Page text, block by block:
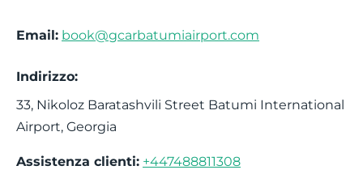
Email: book@gcarbatumiairport.com
Indirizzo:
33, Nikoloz Baratashvili Street Batumi International
Airport, Georgia
Assistenza clienti: +447488811308